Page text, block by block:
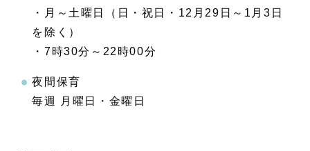
・月～土曜日（日・祝日・12月29日～1月3日
を除く）
・7時30分～22時00分
夜間保育
毎週 月曜日・金曜日